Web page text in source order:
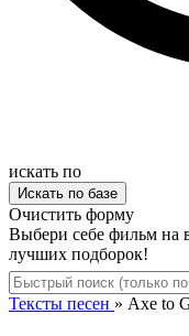
искать по
Очистить форму
Выбери себе фильм на
лучших подборок!
Тексты песен » Axe to